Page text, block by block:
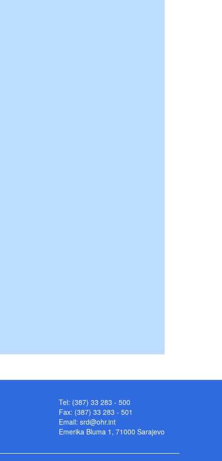
Tel: (387) 33 283 - 500
Fax: (387) 33 283 - 501
Email: srd@ohr.int
Emerika Bluma 1, 71000 Sarajevo